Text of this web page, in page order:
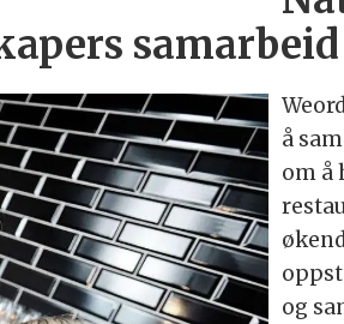
samarbeid
å
om å
og